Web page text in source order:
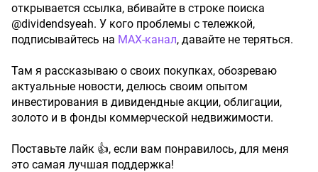
открывается ссылка, вбивайте в строке поиска
@dividendsyeah. У кого проблемы с тележкой,
подписывайтесь на MAX-канал, давайте не теряться.
Там я рассказываю о своих покупках, обозреваю
актуальные новости, делюсь своим опытом
инвестирования в дивидендные акции, облигации,
золото и в фонды коммерческой недвижимости.
Поставьте лайк 👍, если вам понравилось, для меня
это самая лучшая поддержка!